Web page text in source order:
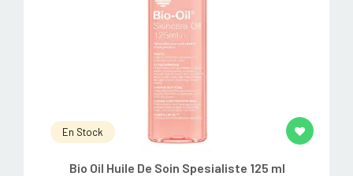
En Stock
Bio Oil Huile De Soin Spesialiste 125 ml